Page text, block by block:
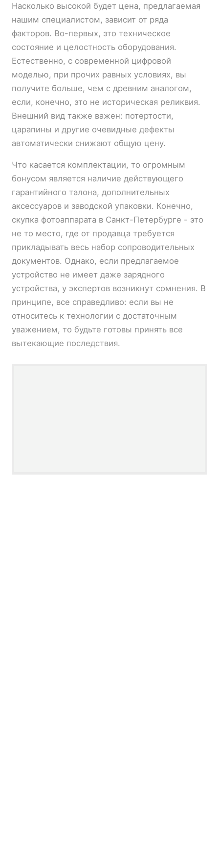
Насколько высокой будет цена, предлагаемая
нашим специалистом, зависит от ряда
факторов. Во-первых, это техническое
состояние и целостность оборудования.
Естественно, с современной цифровой
моделью, при прочих равных условиях, вы
получите больше, чем с древним аналогом,
если, конечно, это не историческая реликвия.
Внешний вид также важен: потертости,
царапины и другие очевидные дефекты
автоматически снижают общую цену.
Что касается комплектации, то огромным
бонусом является наличие действующего
гарантийного талона, дополнительных
аксессуаров и заводской упаковки. Конечно,
скупка фотоаппарата в Санкт-Петербурге - это
не то место, где от продавца требуется
прикладывать весь набор сопроводительных
документов. Однако, если предлагаемое
устройство не имеет даже зарядного
устройства, у экспертов возникнут сомнения. В
принципе, все справедливо: если вы не
относитесь к технологии с достаточным
уважением, то будьте готовы принять все
вытекающие последствия.